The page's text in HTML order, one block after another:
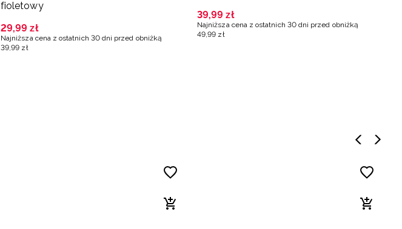
fioletowy
29,99 zł
Najniższa cena z ostatnich 30 dni przed obniżką
39 ,99 zł
39,99 zł
Najniższa cena z ostatnich 30 dni przed obniżką
49 ,99 zł